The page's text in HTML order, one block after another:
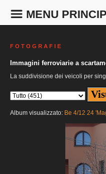
MENU
F O T O G R A F I E
Immagini ferroviarie a
La suddivisione dei veicoli per
Album visualizzato: Be 4/12 24